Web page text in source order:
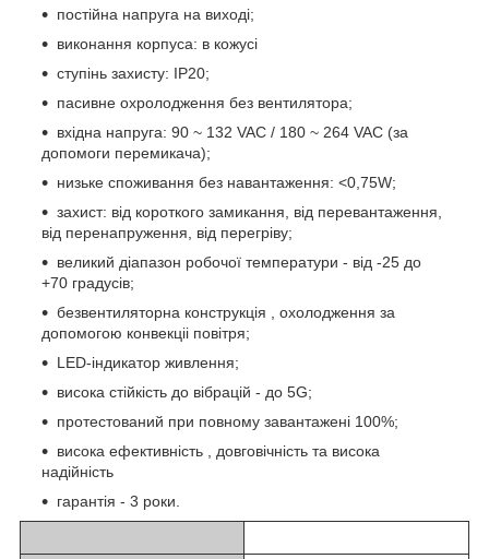
постійна напруга на виході;
виконання корпуса: в кожусі
ступінь захисту: IP20;
пасивне охролодження без вентилятора;
вхідна напруга: 90 ~ 132 VAC / 180 ~ 264 VAC (за
допомоги перемикача);
низьке споживання без навантаження: <0,75W;
захист: від короткого замикання, від перевантаження,
від перенапруження, від перегріву;
великий діапазон робочої температури - від -25 до
+70 градусів;
безвентиляторна конструкція , охолодження за
допомогою конвекціі повітря;
LED-індикатор живлення;
висока стійкість до вібрацій - до 5G;
протестований при повному завантажені 100%;
висока ефективність , довговічність та висока
надійність
гарантія - 3 роки.